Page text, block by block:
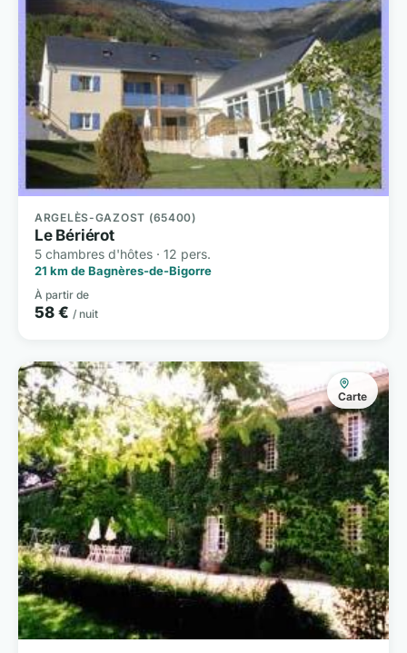
ARGELÈS-GAZOST (65400)
Le Bériérot
5 chambres d'hôtes · 12 pers.
21 km de Bagnères-de-Bigorre
À partir de
58 € / nuit
Carte